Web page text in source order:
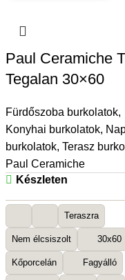
Paul Ceramiche
Tegalan 30×60
Fürdőszoba burkolatok,
Konyhai burkolatok,
burkolatok, Terasz
Paul Ceramiche
Készleten
Teraszra
Nem élcsiszolt 30x60
Kőporcelán Fagyálló